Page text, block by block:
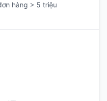
hàng > 5 triệu